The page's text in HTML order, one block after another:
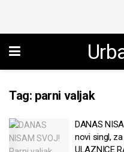
Tag: parni valjak
DANAS
novi singl,
ULAZNICE